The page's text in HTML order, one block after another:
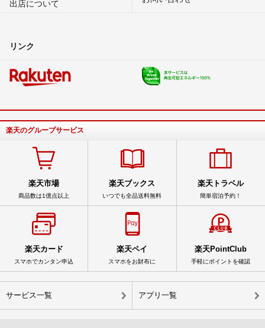
出店について
リンク
楽天のグループサービス
楽天市場
商品数は1億点以上
楽天ブックス
いつでも全品送料無料
楽天トラベル
簡単宿泊予約！
楽天カード
スマホでカンタン申込
楽天ペイ
スマホをお財布に
楽天PointClub
手軽にポイントを確認
サービス一覧 アプリ一覧